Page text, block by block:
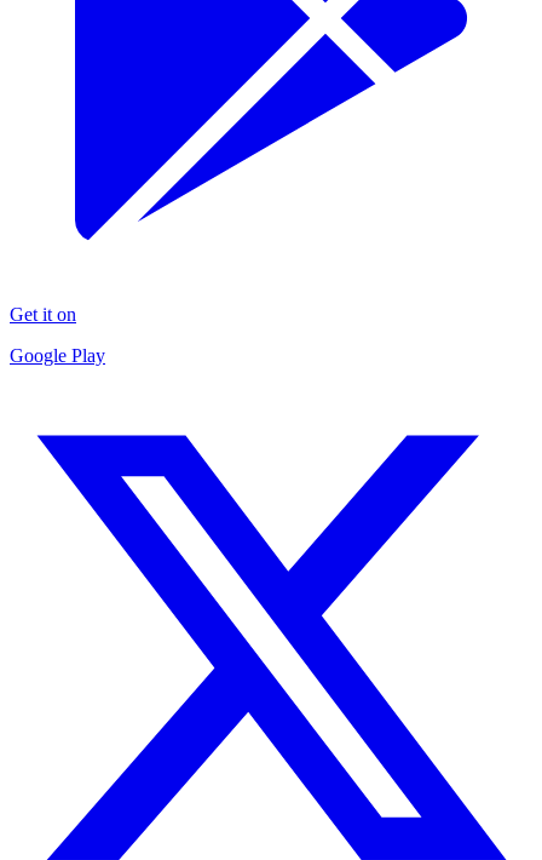
Get it on
Google Play